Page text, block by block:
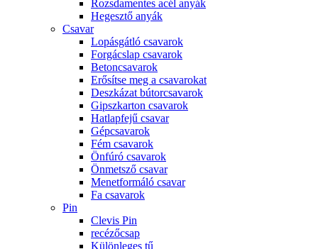
Rozsdamentes acél anyák
Hegesztő anyák
Csavar
Lopásgátló csavarok
Forgácslap csavarok
Betoncsavarok
Erősítse meg a csavarokat
Deszkázat bútorcsavarok
Gipszkarton csavarok
Hatlapfejű csavar
Gépcsavarok
Fém csavarok
Önfúró csavarok
Önmetsző csavar
Menetformáló csavar
Fa csavarok
Pin
Clevis Pin
recézőcsap
Különleges tű